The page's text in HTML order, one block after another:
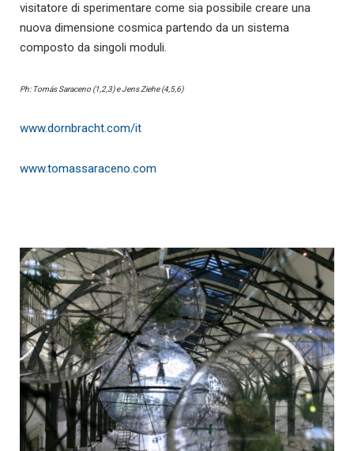
visitatore di sperimentare come sia possibile creare una
nuova dimensione cosmica partendo da un sistema
composto da singoli moduli.
Ph: Tomás Saraceno (1,2,3) e Jens Ziehe (4,5,6)
www.dornbracht.com/it
www.tomassaraceno.com